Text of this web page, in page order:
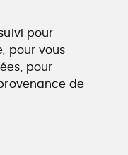
pour
pour vous
pour
de